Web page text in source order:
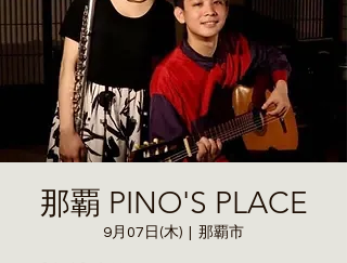
那覇 PINO'S PLACE
9月07日(木) 那覇市